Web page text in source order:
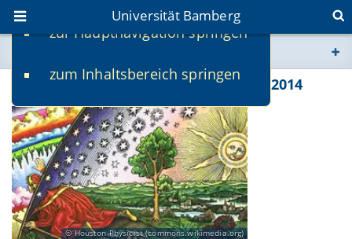
zur Hauptnavigation springen
zum Inhaltsbereich springen
Universität Bamberg
www.uni-bamberg.de
univis.uni-bamberg.de
fis.uni-bamberg.de
Vortragsreihe im Sommersemester 2014
Houston Physicist (commons.wikimedia.org)